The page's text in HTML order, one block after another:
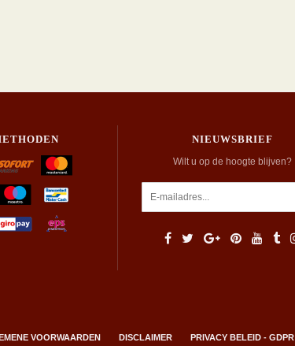
NIEUWSBRIEF
Wilt u op de hoogte blijven?
VOORWAARDEN DISCLAIMER PRIVACY BELEID - GDPR